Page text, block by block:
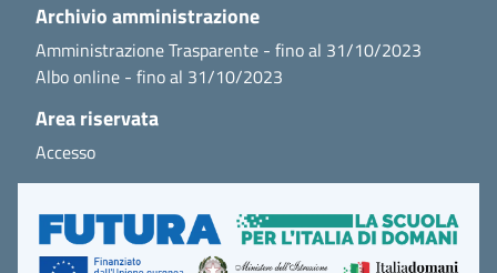
Archivio amministrazione
Amministrazione Trasparente - fino al 31/10/2023
Albo online - fino al 31/10/2023
Area riservata
Accesso